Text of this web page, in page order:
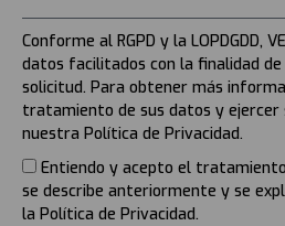
Conforme al RGPD y la LOPDGDD,
datos facilitados con la finalidad
solicitud. Para obtener más
tratamiento de sus datos y ejercer
nuestra Política de Privacidad.
Entiendo y acepto el
se describe anteriormente y se
la Política de Privacidad.